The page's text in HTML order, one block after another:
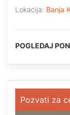
Lokacija: Banja
POGLEDAJ
Pozvati za